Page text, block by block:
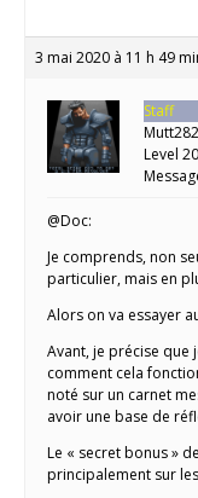
3 mai 2020 à 11 h 49
Staff
Level 20
@Doc:
Je comprends, non
particulier, mais en
Alors on va essayer
Avant, je précise que
comment cela
noté sur un carnet
avoir une base de
Le « secret bonus »
principalement sur